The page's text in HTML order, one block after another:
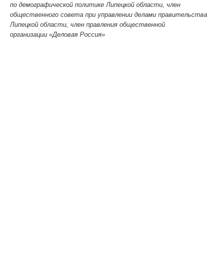
по демографической политике Липецкой области, член
общественного совета при управлении делами правительства
Липецкой области, член правления общественной
организации «Деловая Россия»